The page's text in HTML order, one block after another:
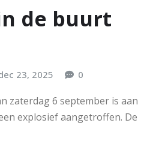
de buurt
23, 2025 0
zaterdag 6 september is aan
explosief aangetroffen. De